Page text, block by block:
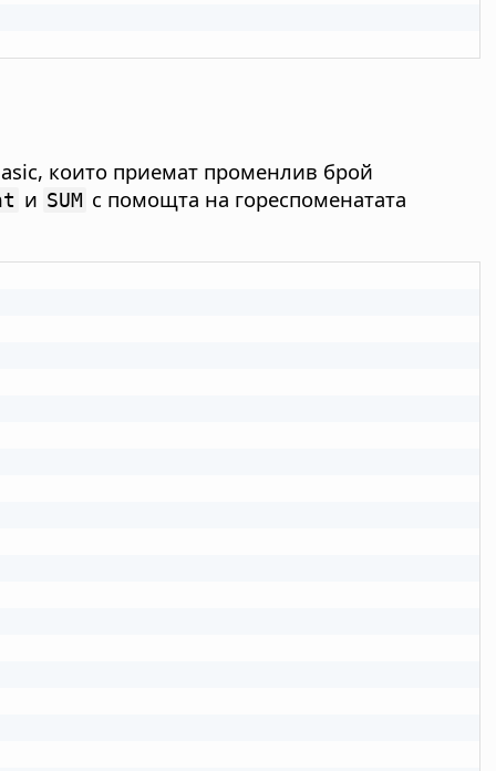
които приемат променлив брой
и SUM с помощта на гореспоменатата